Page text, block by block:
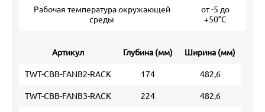
Рабочая температура окружающей
среды
от -5 до
+50°С
Артикул Глубина (мм) Ширина (мм)
TWT-CBB-FANB2-RACK 174 482,6
TWT-CBB-FANB3-RACK 224 482,6